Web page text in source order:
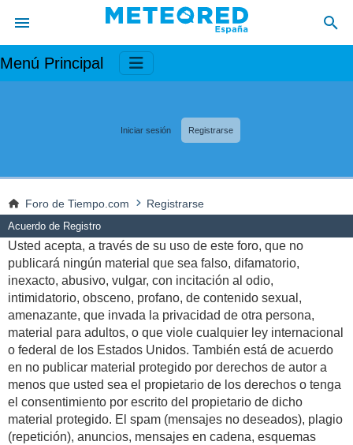
Menú Principal
Iniciar sesión Registrarse
Foro de Tiempo.com Registrarse
Acuerdo de Registro
Usted acepta, a través de su uso de este foro, que no
publicará ningún material que sea falso, difamatorio,
inexacto, abusivo, vulgar, con incitación al odio,
intimidatorio, obsceno, profano, de contenido sexual,
amenazante, que invada la privacidad de otra persona,
material para adultos, o que viole cualquier ley internacional
o federal de los Estados Unidos. También está de acuerdo
en no publicar material protegido por derechos de autor a
menos que usted sea el propietario de los derechos o tenga
el consentimiento por escrito del propietario de dicho
material protegido. El spam (mensajes no deseados), plagio
(repetición), anuncios, mensajes en cadena, esquemas